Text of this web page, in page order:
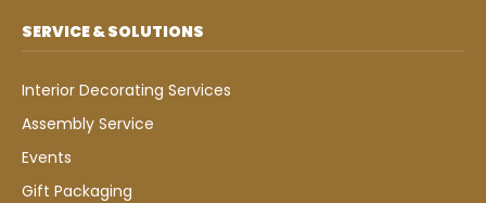
SERVICE & SOLUTIONS
Interior Decorating Services
Assembly Service
Events
Gift Packaging